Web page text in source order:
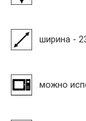
ширина -
можно